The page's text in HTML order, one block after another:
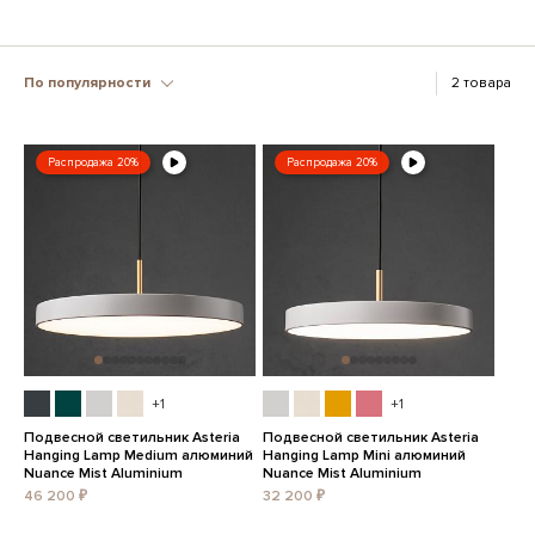
По популярности 2 товара
Распродажа 20%
+1
Подвесной светильник Asteria
Hanging Lamp Medium алюминий
Nuance Mist Aluminium
46 200 ₽
Распродажа 20%
+1
Подвесной светильник Asteria
Hanging Lamp Mini алюминий
Nuance Mist Aluminium
32 200 ₽